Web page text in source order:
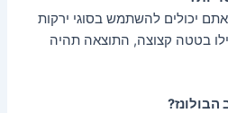
יכולים להשתמש בסוגי ירקות
בטטה קצוצה, התוצאה תהיה